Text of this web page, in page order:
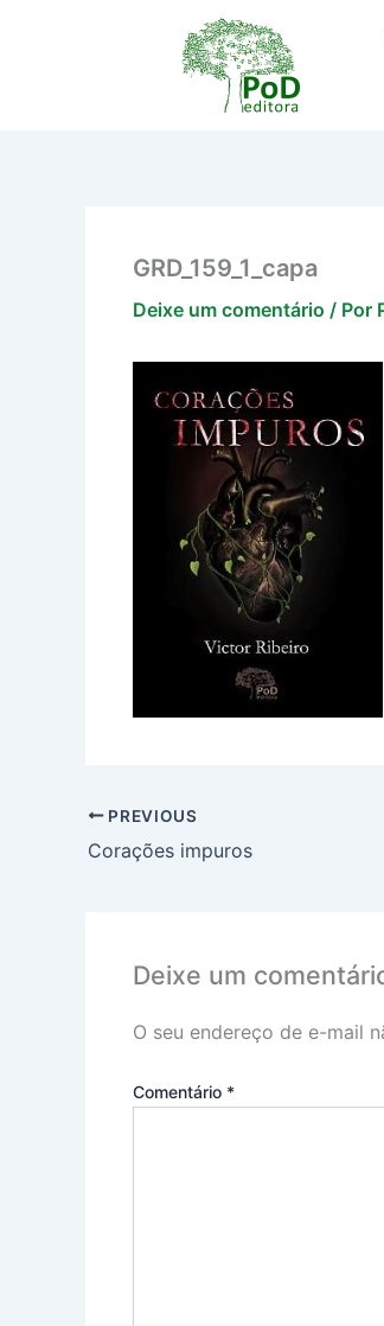
GRD_159_1_capa
Deixe um comentário / Por
PREVIOUS
Corações impuros
Deixe um
O seu endereço de e-mail
Comentário *